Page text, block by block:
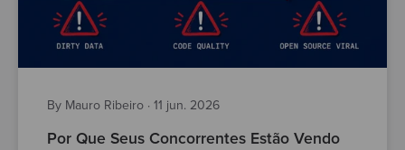
By Mauro Ribeiro · 11 jun. 2026
Por Que Seus Concorrentes Estão Vendo